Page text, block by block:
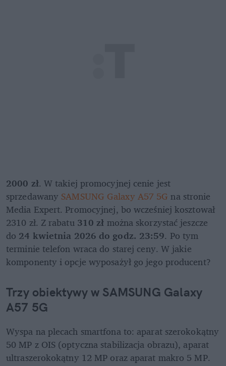
2000 zł. W takiej promocyjnej cenie jest
sprzedawany SAMSUNG Galaxy A57 5G na stronie
Media Expert. Promocyjnej, bo wcześniej kosztował
2310 zł. Z rabatu 310 zł można skorzystać jeszcze
do 24 kwietnia 2026 do godz. 23:59. Po tym
terminie telefon wraca do starej ceny. W jakie
komponenty i opcje wyposażył go jego producent?
Trzy obiektywy w SAMSUNG Galaxy
A57 5G
Wyspa na plecach smartfona to: aparat szerokokątny
50 MP z OIS (optyczna stabilizacja obrazu), aparat
ultraszerokokątny 12 MP oraz aparat makro 5 MP.